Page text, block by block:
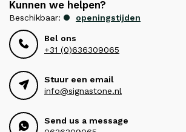
Kunnen we helpen?
Beschikbaar: openingstijden
Bel ons
+31 (0)636309065
Stuur een email
info@signastone.nl
Send us a message